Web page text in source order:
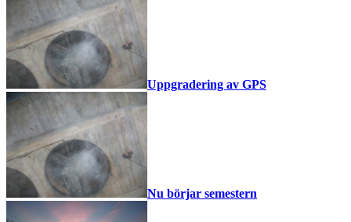
Uppgradering av GPS
Nu börjar semestern